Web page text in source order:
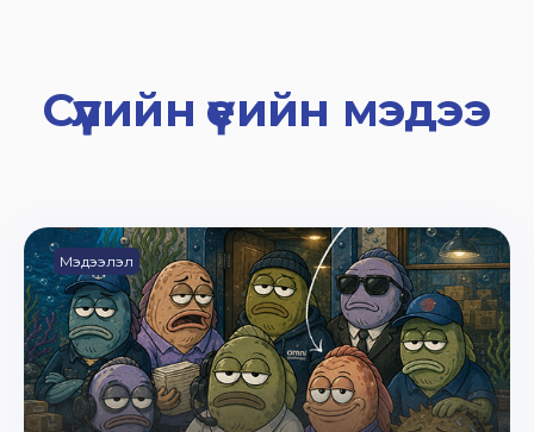
Сүүлийн үеийн мэдээ
Мэдээлэл